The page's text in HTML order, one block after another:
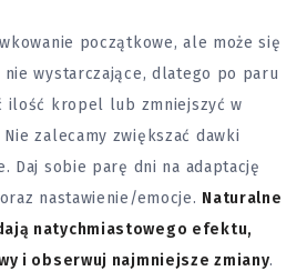
początkowe, ale może się
nie wystarczające, dlatego po paru
ilość kropel lub zmniejszyć w
zalecamy zwiększać dawki
Daj sobie parę dni na adaptację
nastawienie/emocje. Naturalne
natychmiastowego efektu,
i obserwuj najmniejsze zmiany.